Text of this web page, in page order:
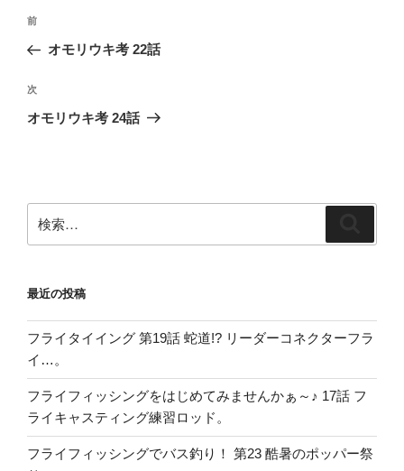
投
ナ
ビ
ゲ
ン
前
の
稿
前
オモリウキ考 22話
次
の
次
オモリウキ考 24話
索:
索
最近の投稿
フライタイイング 第19話 蛇道!? リーダーコネクターフラ
イ…。
フライフィッシングをはじめてみませんかぁ～♪ 17話 フ
ライキャスティング練習ロッド。
フライフィッシングでバス釣り！ 第23 酷暑のポッパー祭